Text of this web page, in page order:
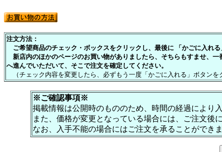
注文方法：
ご希望商品のチェック・ボックスをクリックし、最後に 「かごに入れ
新店内のほかのページのお買い物がありましたら、そちらもすませ、一
へ進んでいただいて、そこで注文を確定してください。
（チェック内容を変更したら、必ずもう一度「かごに入れる」ボタン
※ご確認事項※
掲載情報は公開時のもののため、時間の経過により
また、価格が変更となっている場合には、ご注文後
なお、入手不能の場合にはご注文を承ることができ